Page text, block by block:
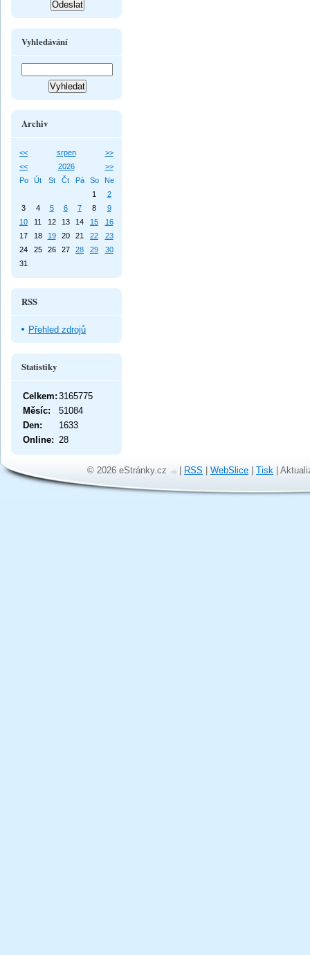
Vyhledávání
Archiv
<< srpen
>>
<<
2026
>>
Po
Út St Čt Pá So
Ne
1
2
3
4 5 6 7 8
9
10
11 12 13 14 15
16
17
18 19 20 21 22
23
24
25 26 27 28 29
30
31
RSS
Přehled zdrojů
Statistiky
Online: 28
Celkem: 3165775
Měsíc:
51084
Den:
1633
© 2026 eStránky.cz | RSS | WebSlice | Tisk |